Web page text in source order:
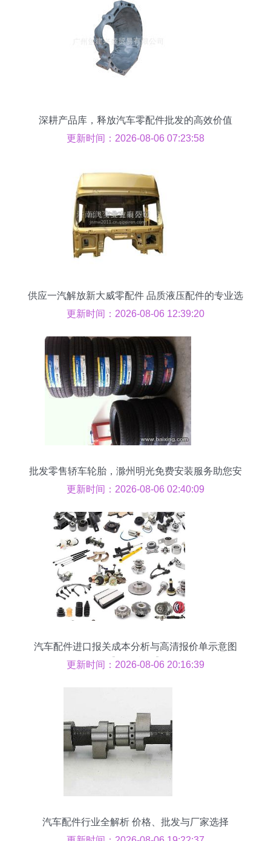
深耕产品库，释放汽车零配件批发的高效价值
更新时间：2026-08-06 07:23:58
供应一汽解放新大威零配件 品质液压配件的专业选
择
更新时间：2026-08-06 12:39:20
批发零售轿车轮胎，滁州明光免费安装服务助您安
全出行
更新时间：2026-08-06 02:40:09
汽车配件进口报关成本分析与高清报价单示意图
【批发必备】
更新时间：2026-08-06 20:16:39
汽车配件行业全解析 价格、批发与厂家选择